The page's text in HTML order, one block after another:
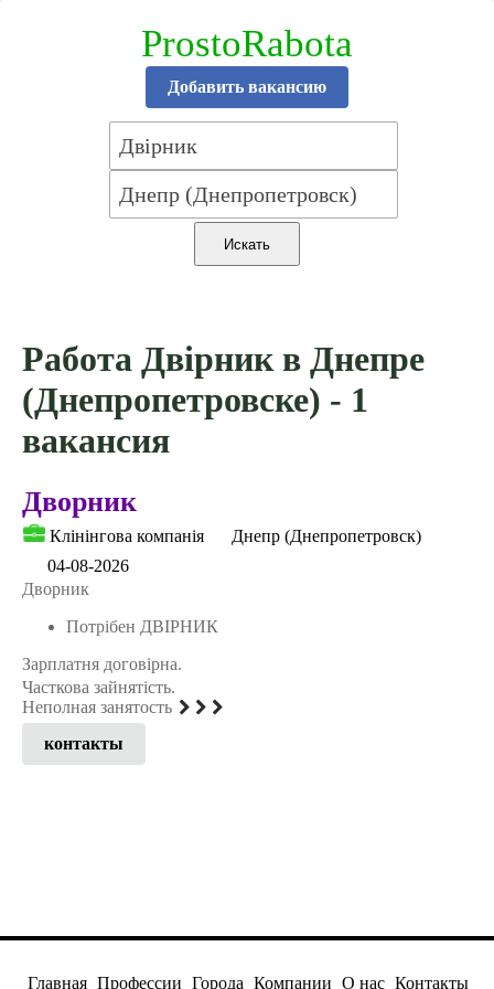
ProstoRabota
Добавить вакансию
Работа Двірник в Днепре
(Днепропетровске) - 1
вакансия
Дворник
Клінінгова компанія
Днепр (Днепропетровск)
04-08-2026
Дворник
Потрібен ДВІРНИК
Зарплатня договірна.
Часткова зайнятість.
Неполная занятость
контакты
Главная Профессии Города Компании О нас Контакты